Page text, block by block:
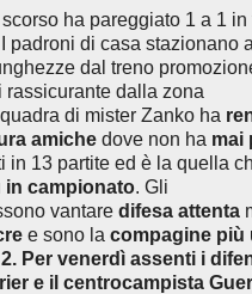
ha pareggiato 1 a 1 in
padroni di casa stazionano a
dal treno
rassicurante dalla zona
di mister Zanko ha
amiche dove non ha mai
in 13 partite ed è la quella
in campionato. Gli
vantare difesa attenta
e sono la compagine più
Per venerdì assenti i
e il centrocampista